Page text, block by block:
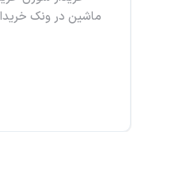
ماشین در ونک